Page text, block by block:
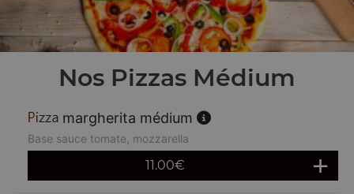
Nos Pizzas Médium
margherita médium
Base sauce tomate, mozzarella
11.00€